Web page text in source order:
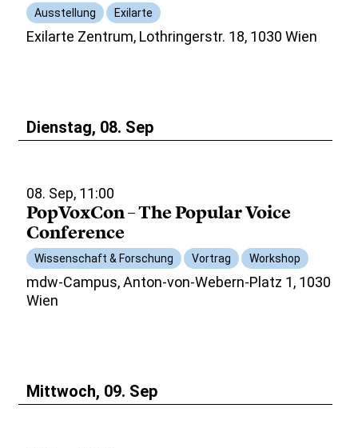
Ausstellung Exilarte
Exilarte Zentrum, Lothringerstr. 18, 1030 Wien
Dienstag, 08. Sep
08. Sep, 11:00
PopVoxCon – The Popular Voice
Conference
Wissenschaft & Forschung Vortrag Workshop
mdw-Campus, Anton-von-Webern-Platz 1, 1030
Wien
Mittwoch, 09. Sep